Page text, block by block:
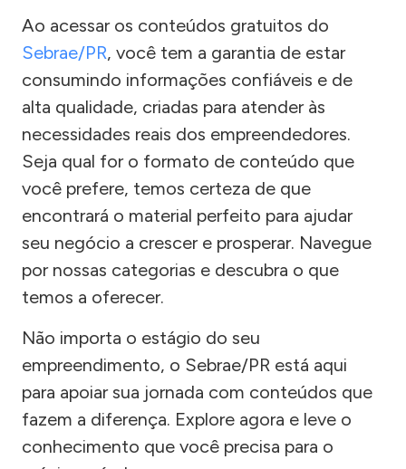
Ao acessar os conteúdos gratuitos do
Sebrae/PR, você tem a garantia de estar
consumindo informações confiáveis e de
alta qualidade, criadas para atender às
necessidades reais dos empreendedores.
Seja qual for o formato de conteúdo que
você prefere, temos certeza de que
encontrará o material perfeito para ajudar
seu negócio a crescer e prosperar. Navegue
por nossas categorias e descubra o que
temos a oferecer.
Não importa o estágio do seu
empreendimento, o Sebrae/PR está aqui
para apoiar sua jornada com conteúdos que
fazem a diferença. Explore agora e leve o
conhecimento que você precisa para o